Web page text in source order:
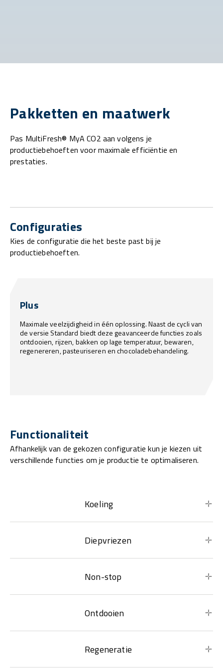
Pakketten en maatwerk
Pas MultiFresh® MyA CO2 aan volgens je
productiebehoeften voor maximale efficiëntie en
prestaties.
Configuraties
Kies de configuratie die het beste past bij je
productiebehoeften.
Plus
Maximale veelzijdigheid in één oplossing. Naast de cycli van
de versie Standard biedt deze geavanceerde functies zoals
ontdooien, rijzen, bakken op lage temperatuur, bewaren,
regenereren, pasteuriseren en chocoladebehandeling.
Functionaliteit
Afhankelijk van de gekozen configuratie kun je kiezen uit
verschillende functies om je productie te optimaliseren.
Koeling
Diepvriezen
Non-stop
Ontdooien
Regeneratie